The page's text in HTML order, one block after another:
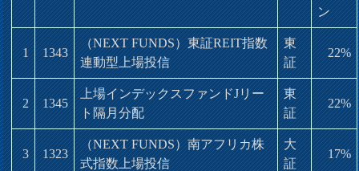
ン
1 1343
（NEXT FUNDS）東証REIT指数
連動型上場投信
東
証
22%
2 1345
上場インデックスファンドJリー
ト隔月分配
東
証
22%
3 1323
（NEXT FUNDS）南アフリカ株
式指数上場投信
大
証
17%